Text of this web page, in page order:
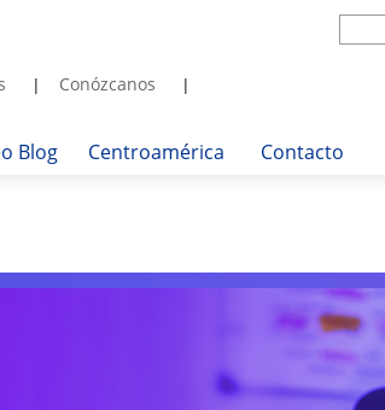
Conózcanos
Blog Centroamérica Contacto